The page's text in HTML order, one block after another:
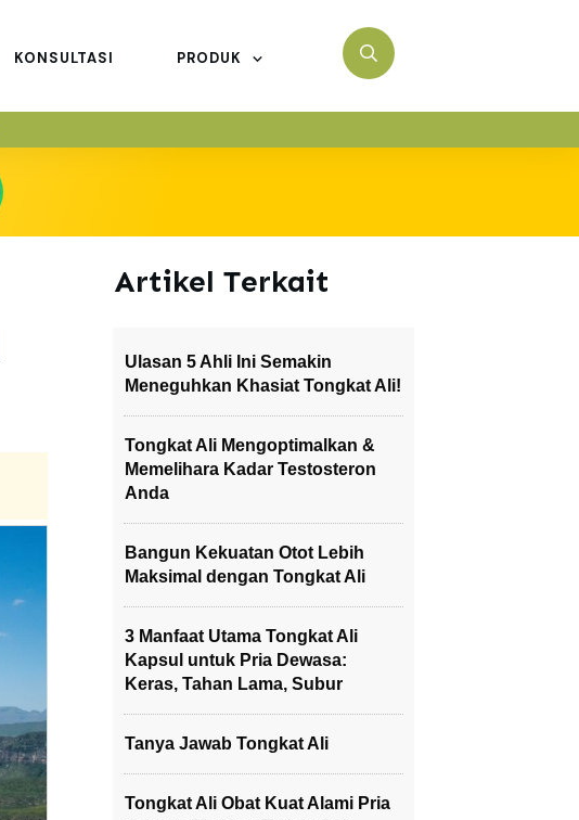
KONSULTASI PRODUK
Artikel Terkait
Ulasan 5 Ahli Ini Semakin
Meneguhkan Khasiat Tongkat Ali!
Tongkat Ali Mengoptimalkan &
Memelihara Kadar Testosteron
Anda
Bangun Kekuatan Otot Lebih
Maksimal dengan Tongkat Ali
3 Manfaat Utama Tongkat Ali
Kapsul untuk Pria Dewasa:
Keras, Tahan Lama, Subur
Tanya Jawab Tongkat Ali
Tongkat Ali Obat Kuat Alami Pria